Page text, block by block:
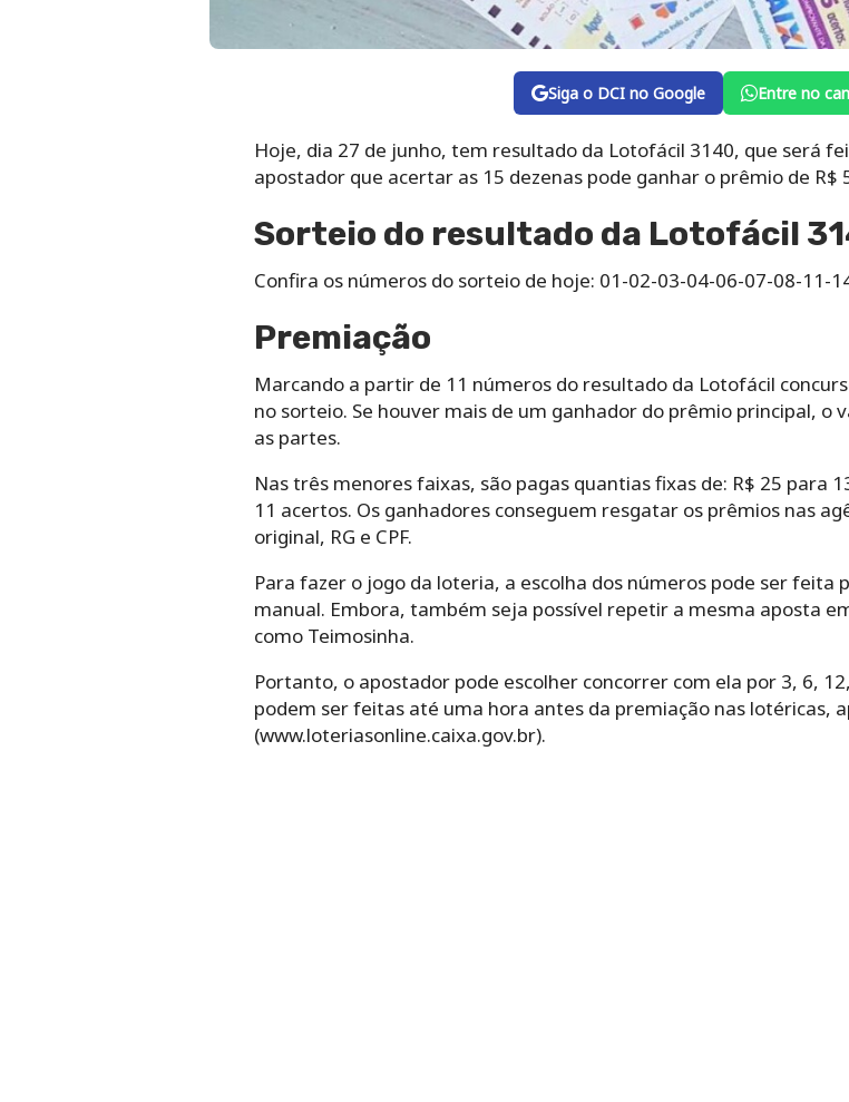
Siga o DCI no Google Entre no
Hoje, dia 27 de junho, tem resultado da Lotofácil 3140, que será
apostador que acertar as 15 dezenas pode ganhar o prêmio de R$
Sorteio do resultado da Lotofácil
Confira os números do sorteio de hoje: 01-02-03-04-06-07-08-11-
Premiação
Marcando a partir de 11 números do resultado da Lotofácil
no sorteio. Se houver mais de um ganhador do prêmio principal,
as partes.
Nas três menores faixas, são pagas quantias fixas de: R$ 25 para
11 acertos. Os ganhadores conseguem resgatar os prêmios nas
original, RG e CPF.
Para‌ ‌fazer‌ ‌o‌ ‌jogo da loteria,‌ ‌a‌ ‌escolha‌ ‌dos‌ ‌números‌ ‌pode‌ ‌ser‌
‌manual.‌ Embora, ‌também‌ ‌seja‌ ‌possível‌ ‌repetir‌ ‌a‌ ‌mesma‌ ‌aposta‌
‌como‌ ‌Teimosinha.‌ ‌
Portanto, o ‌apostador‌ ‌pode‌ ‌escolher‌ ‌concorrer‌ ‌com‌ ‌ela‌ ‌por‌ ‌3,‌ ‌6,‌
podem ser feitas até uma hora antes da premiação nas lotéricas,
(www.loteriasonline.caixa.gov.br).